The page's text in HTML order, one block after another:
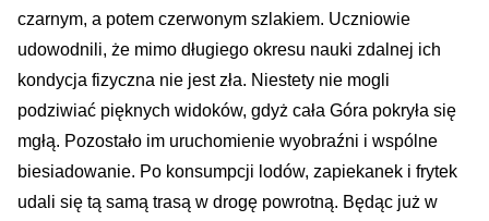
UKS „Millenium”
czarnym, a potem czerwonym szlakiem. Uczniowie
udowodnili, że mimo długiego okresu nauki zdalnej ich
kondycja fizyczna nie jest zła. Niestety nie mogli
podziwiać pięknych widoków, gdyż cała Góra pokryła się
mgłą. Pozostało im uruchomienie wyobraźni i wspólne
biesiadowanie. Po konsumpcji lodów, zapiekanek i frytek
udali się tą samą trasą w drogę powrotną. Będąc już w